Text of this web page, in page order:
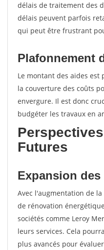
délais de traitement des
délais peuvent parfois
qui peut être frustrant
Plafonnement
Le montant des aides
la couverture des coûts
envergure. Il est donc
budgéter les travaux en
Futures
Expansion des
Avec l'augmentation de
de rénovation
sociétés comme Leroy
leurs services. Cela
plus avancés pour